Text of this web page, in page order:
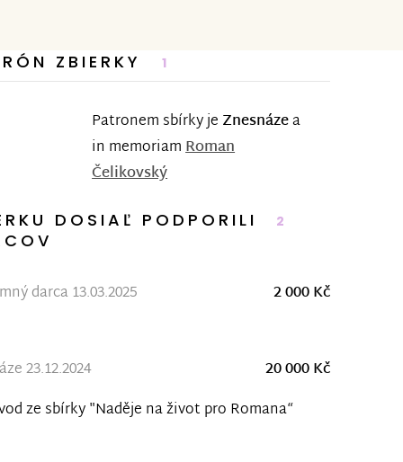
ZBIERKY 1
Patronem sbírky je Znesnázea
in memoriamRoman
Čelikovský
DOSIAĽ PODPORILI 2
darca 13.03.2025 2 000 Kč
23.12.2024
20 000 Kč
ze sbírky "Naděje na život pro Romana“